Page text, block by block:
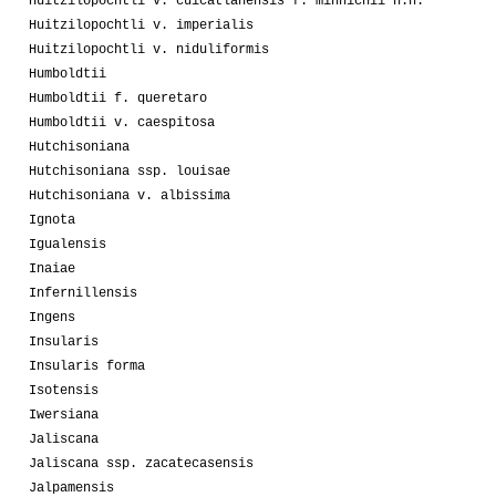
Huitzilopochtli v. imperialis
Huitzilopochtli v. niduliformis
Humboldtii
Humboldtii f. queretaro
Humboldtii v. caespitosa
Hutchisoniana
Hutchisoniana ssp. louisae
Hutchisoniana v. albissima
Ignota
Igualensis
Inaiae
Infernillensis
Ingens
Insularis
Insularis forma
Isotensis
Iwersiana
Jaliscana
Jaliscana ssp. zacatecasensis
Jalpamensis